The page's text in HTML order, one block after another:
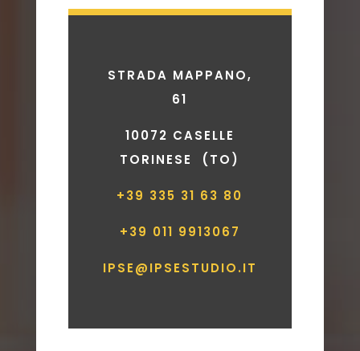
STRADA MAPPANO,
61
10072 CASELLE
TORINESE (TO)
+39 335 31 63 80
+39 011 9913067
IPSE@IPSESTUDIO.IT